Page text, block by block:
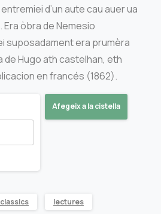
d’un aute cau auer ua
òbra de Nemesio
suposadament era prumèra
Hugo ath castelhan, eth
en francés (1862).
Afegeix a la cistella
classics lectures